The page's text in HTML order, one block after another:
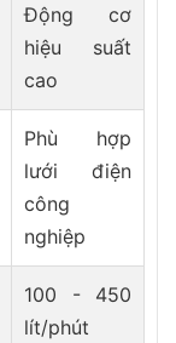
Động cơ
hiệu suất
cao
Phù hợp
lưới điện
công
nghiệp
100 - 450
lít/phút